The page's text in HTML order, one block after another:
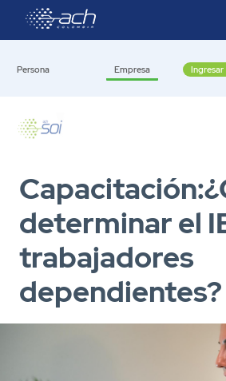
Saltar al contenido principal
Persona Empresa Ingresar
determinar el
trabajadores
dependientes?